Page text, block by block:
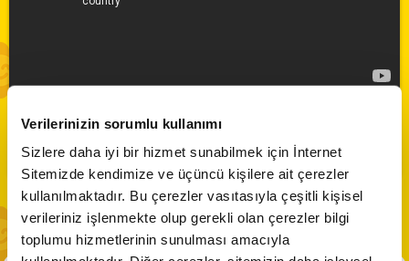
Verilerinizin sorumlu kullanımı
Sizlere daha iyi bir hizmet sunabilmek için İnternet
Sitemizde kendimize ve üçüncü kişilere ait çerezler
kullanılmaktadır. Bu çerezler vasıtasıyla çeşitli kişisel
verileriniz işlenmekte olup gerekli olan çerezler bilgi
toplumu hizmetlerinin sunulması amacıyla
ANA SAYFA
Maceracı Yüzgeçler
Bi' Adada Bi' Arada
Arı Maya
Çupi
Akika ve Sahara
VİDEO
CANLI YAYIN
Kuzugiller | 69. Bölüm
Abone Ol